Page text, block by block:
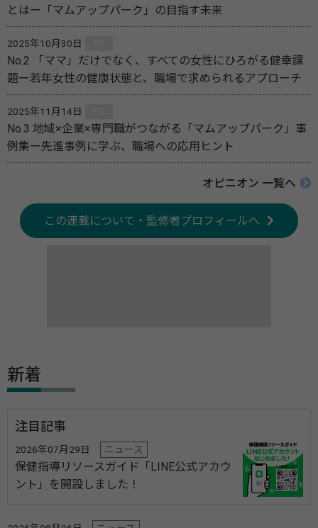
とはー「マムアップパーク」の目指す未来
2025年10月30日
No.2 「ママ」だけでなく、すべての女性にひろがる健幸課
題ー若年女性の健康状態と、職場で求められるアプローチ
2025年11月14日
No.3 地域×企業×専門職がつながる「マムアップパーク」事
例集ー先進事例に学ぶ、職場への応用ヒント
オピニオン 一覧へ
この連載について・監修者プロフィールへ
新着
注目記事
2026年07月29日 ニュース
保健指導リソースガイド「LINE公式アカウ
ント」を開設しました！